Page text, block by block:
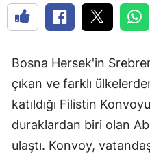
Bosna Hersek'in
çıkan ve farklı
katıldığı Filistin
duraklardan biri olan
ulaştı. Konvoy,